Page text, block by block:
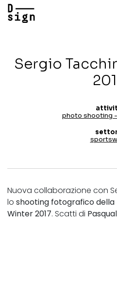
Sergio
photo shooting
Nuova collaborazione con
lo shooting fotografico della
Winter 2017. Scatti di